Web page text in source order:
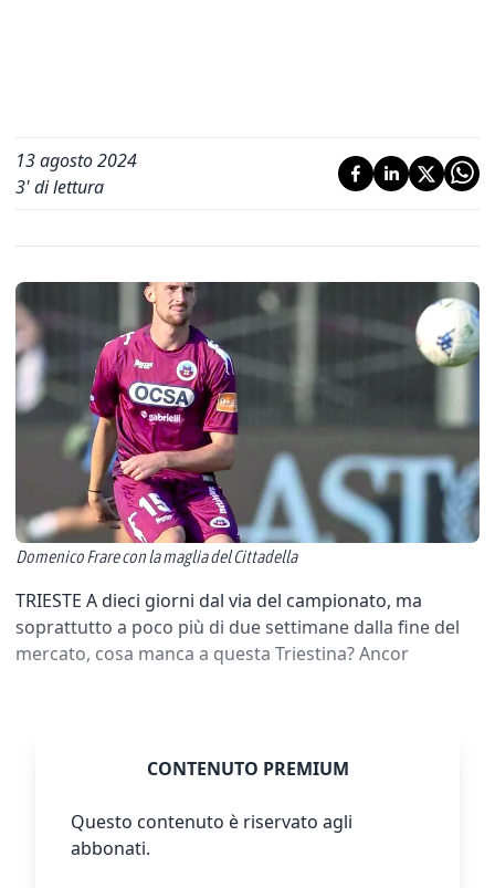
13 agosto 2024
3' di lettura
Domenico Frare con la maglia del Cittadella
TRIESTE A dieci giorni dal via del campionato, ma
soprattutto a poco più di due settimane dalla fine del
mercato, cosa manca a questa Triestina? Ancor
CONTENUTO PREMIUM
Questo contenuto è riservato agli
abbonati.